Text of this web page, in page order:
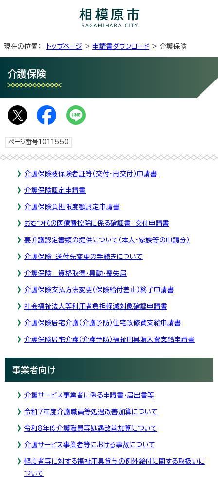
現在の位置： トップページ > 申請書ダウンロード > 介護保険
介護保険
ページ番号1011550
介護保険被保険者証等（交付・再交付）申請書
介護保険認定申請書
介護保険負担限度額認定申請書
おむつ代の医療費控除に係る確認書 交付申請書
要介護認定書類の提供について（本人・家族等の申請分）
介護保険 送付先変更の手続きについて
介護保険 資格取得・異動・喪失届
介護保険支払方法変更（保険給付差止）終了申請書
社会福祉法人等利用者負担軽減対象確認申請書
介護保険居宅介護（介護予防）住宅改修費支給申請書
介護保険居宅介護（介護予防）福祉用具購入費支給申請書
事業者向け
介護サービス事業者に係る申請書・届出書等
令和7年度介護職員等処遇改善加算について
令和8年度介護職員等処遇改善加算について
介護サービス事業者等における事故について
軽度者等に対する福祉用具貸与の例外給付に関する取扱いに
ついて